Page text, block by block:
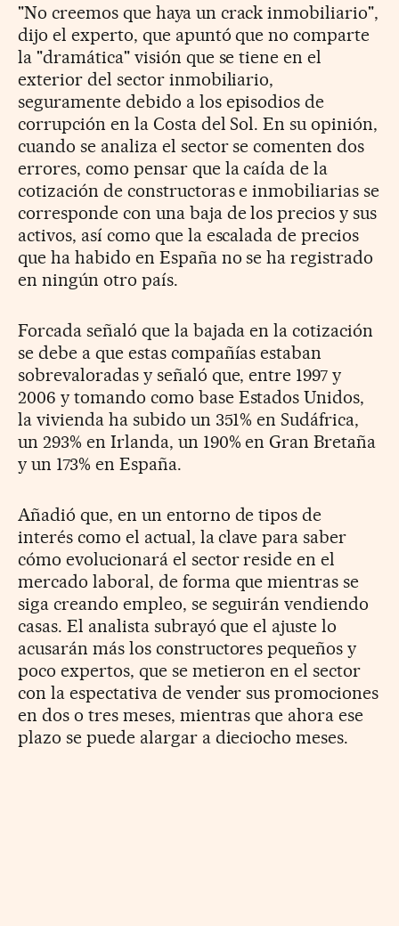
"No creemos que haya un crack inmobiliario",
dijo el experto, que apuntó que no comparte
la "dramática" visión que se tiene en el
exterior del sector inmobiliario,
seguramente debido a los episodios de
corrupción en la Costa del Sol. En su opinión,
cuando se analiza el sector se comenten dos
errores, como pensar que la caída de la
cotización de constructoras e inmobiliarias se
corresponde con una baja de los precios y sus
activos, así como que la escalada de precios
que ha habido en España no se ha registrado
en ningún otro país.
Forcada señaló que la bajada en la cotización
se debe a que estas compañías estaban
sobrevaloradas y señaló que, entre 1997 y
2006 y tomando como base Estados Unidos,
la vivienda ha subido un 351% en Sudáfrica,
un 293% en Irlanda, un 190% en Gran Bretaña
y un 173% en España.
Añadió que, en un entorno de tipos de
interés como el actual, la clave para saber
cómo evolucionará el sector reside en el
mercado laboral, de forma que mientras se
siga creando empleo, se seguirán vendiendo
casas. El analista subrayó que el ajuste lo
acusarán más los constructores pequeños y
poco expertos, que se metieron en el sector
con la espectativa de vender sus promociones
en dos o tres meses, mientras que ahora ese
plazo se puede alargar a dieciocho meses.